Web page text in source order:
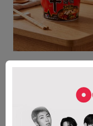
NONGSHIM SHIN
AÑADIR AL CARRITO